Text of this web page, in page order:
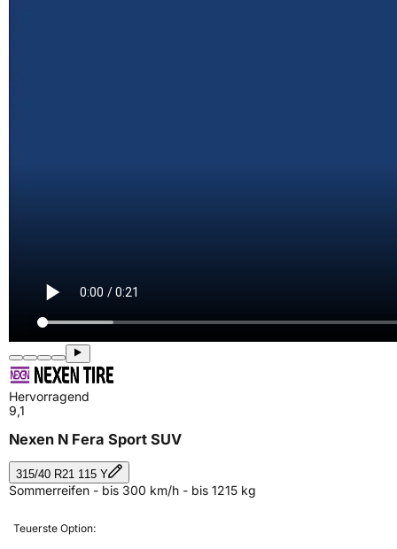
Hervorragend
9,1
Nexen N Fera Sport SUV
315/40 R21 115 Y
Sommerreifen - bis 300 km/h - bis 1215 kg
Teuerste Option: